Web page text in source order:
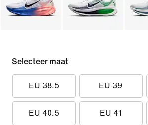
Selecteer maat
EU 38.5 EU 39
EU 40.5 EU 41